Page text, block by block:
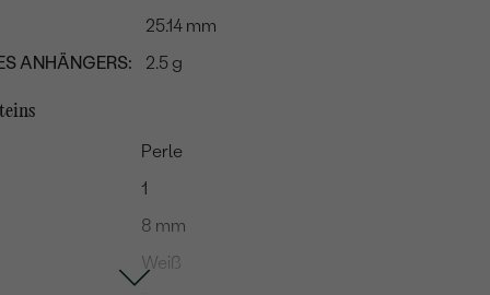
25.14 mm
ANHÄNGERS:
2.5 g
Perle
1
8 mm
Weiß